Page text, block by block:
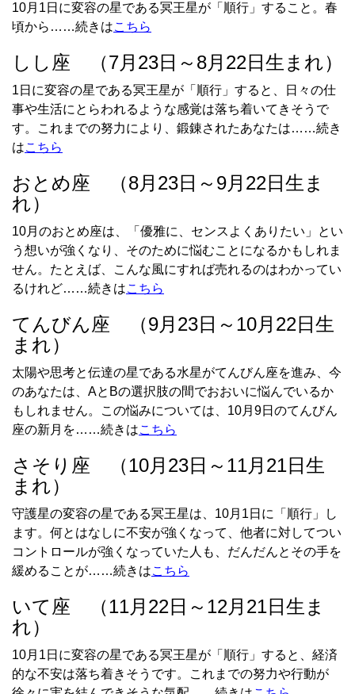
10月1日に変容の星である冥王星が「順行」すること。春
頃から……続きはこちら
しし座 （7月23日～8月22日生まれ）
1日に変容の星である冥王星が「順行」すると、日々の仕
事や生活にとらわれるような感覚は落ち着いてきそうで
す。これまでの努力により、鍛錬されたあなたは……続き
はこちら
おとめ座 （8月23日～9月22日生ま
れ）
10月のおとめ座は、「優雅に、センスよくありたい」とい
う想いが強くなり、そのために悩むことになるかもしれま
せん。たとえば、こんな風にすれば売れるのはわかってい
るけれど……続きはこちら
てんびん座 （9月23日～10月22日生
まれ）
太陽や思考と伝達の星である水星がてんびん座を進み、今
のあなたは、AとBの選択肢の間でおおいに悩んでいるか
もしれません。この悩みについては、10月9日のてんびん
座の新月を……続きはこちら
さそり座 （10月23日～11月21日生
まれ）
守護星の変容の星である冥王星は、10月1日に「順行」し
ます。何とはなしに不安が強くなって、他者に対してつい
コントロールが強くなっていた人も、だんだんとその手を
緩めることが……続きはこちら
いて座 （11月22日～12月21日生ま
れ）
10月1日に変容の星である冥王星が「順行」すると、経済
的な不安は落ち着きそうです。これまでの努力や行動が